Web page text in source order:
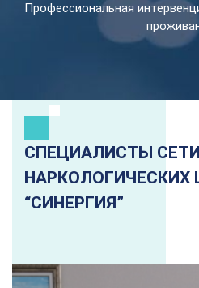
Профессиональная
СПЕЦИАЛИСТЫ СЕТИ
НАРКОЛОГИЧЕСКИХ
“СИНЕРГИЯ”